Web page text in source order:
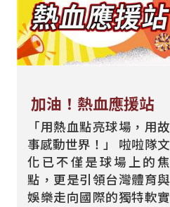
加油！熱血應援站
「用熱血點亮球場，用故
事感動世界！」 啦啦隊文
化已不僅是球場上的焦
點，更是引領台灣體育與
娛樂走向國際的獨特軟實